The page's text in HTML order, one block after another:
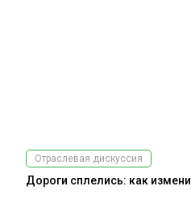
Отраслевая дискуссия
Дороги сплелись: как